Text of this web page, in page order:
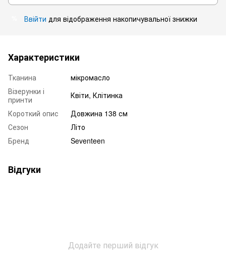
Ввійти для відображення накопичувальної знижки
Характеристики
Тканина
мікромасло
Візерунки і
принти
Квіти, Клітинка
Короткий опис
Довжина 138 см
Сезон
Літо
Бренд
Seventeen
Відгуки
Додайте перший відгук